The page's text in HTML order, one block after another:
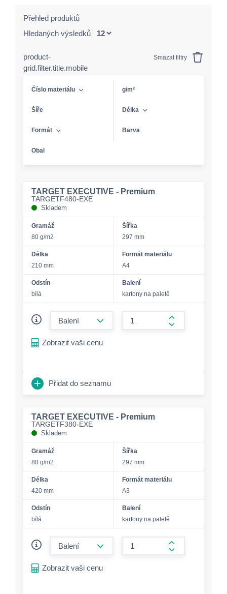
Přehled produktů
Hledaných výsledků
product-
grid.filter.title.mobile
Smazat filtry
Číslo materiálu g/m²
Šíře Délka
Formát Barva
Obal
TARGET EXECUTIVE - Premium
TARGETF480-EXE
Skladem
Gramáž
80 g/m2
Šířka
297 mm
Délka
210 mm
Formát materiálu
A4
Odstín
bílá
Balení
kartony na paletě
form.increase-
Zobrazit vaši cenu
Přidat do seznamu
TARGET EXECUTIVE - Premium
TARGETF380-EXE
Skladem
Gramáž
80 g/m2
Šířka
297 mm
Délka
420 mm
Formát materiálu
A3
Odstín
bílá
Balení
kartony na paletě
form.increase-
Zobrazit vaši cenu